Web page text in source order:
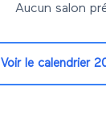
Aucun salon
Voir le calendrier